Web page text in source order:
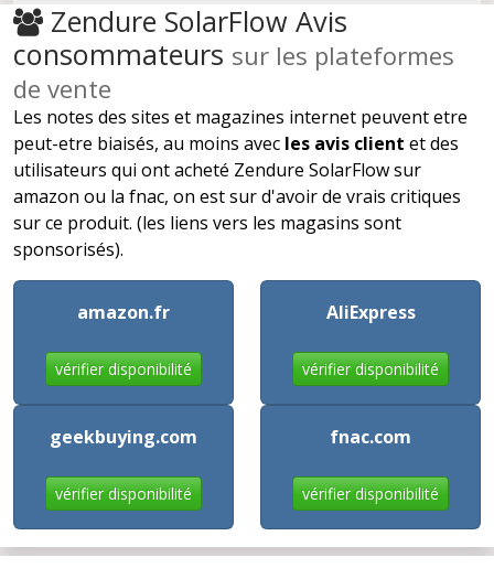
Zendure SolarFlow Avis
consommateurs sur les plateformes
de vente
Les notes des sites et magazines internet peuvent etre
peut-etre biaisés, au moins avec les avis client et des
utilisateurs qui ont acheté Zendure SolarFlow sur
amazon ou la fnac, on est sur d'avoir de vrais critiques
sur ce produit. (les liens vers les magasins sont
sponsorisés).
amazon.fr
vérifier disponibilité
AliExpress
vérifier disponibilité
geekbuying.com
vérifier disponibilité
fnac.com
vérifier disponibilité